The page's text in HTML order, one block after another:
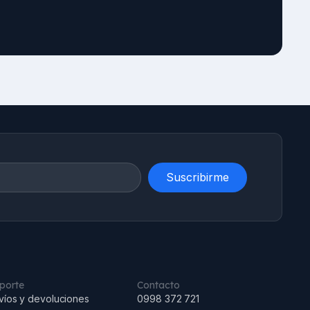
Suscribirme
y devoluciones
Contacto
0998 372 721